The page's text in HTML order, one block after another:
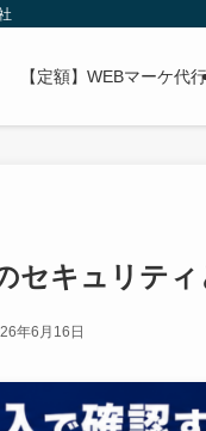
【定額】WEBマーケ代行
セキュリティ
年6月16日